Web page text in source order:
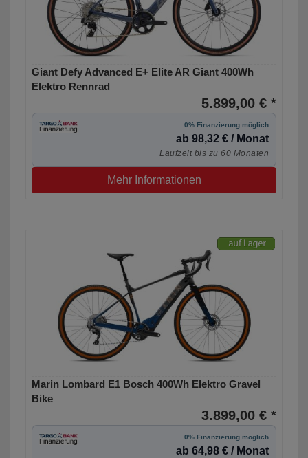
Giant Defy Advanced E+ Elite AR Giant 400Wh
Elektro Rennrad
5.899,00 € *
0% Finanzierung möglich
ab 98,32 € / Monat
Laufzeit bis zu 60 Monaten
Mehr Informationen
Marin Lombard E1 Bosch 400Wh Elektro Gravel
Bike
3.899,00 € *
0% Finanzierung möglich
ab 64,98 € / Monat